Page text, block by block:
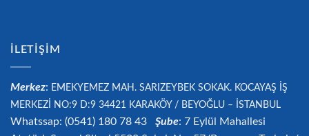
İLETIŞIM
Merkez: EMEKYEMEZ MAH. SARIZEYBEK SOKAK. KOCAYAŞ İŞ
MERKEZİ NO:9 D:9 34421
KARAKÖY / BEYOĞLU – İSTANBUL
Whatssap: (0541) 180 78 43 Şube: 7 Eylül Mahallesi